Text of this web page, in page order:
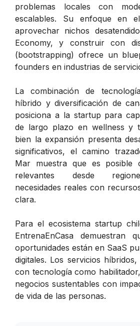
problemas locales con
escalables. Su enfoque en
aprovechar nichos
Economy, y construir con
(bootstrapping) ofrece un
founders en industrias de
La combinación de
híbrido y diversificación de
posiciona a la startup para
de largo plazo en wellness y
bien la expansión presenta
significativos, el camino
Mar muestra que es posible
relevantes desde
necesidades reales con
clara.
Para el ecosistema startup
EntrenaEnCasa demuestran
oportunidades están en SaaS
digitales. Los servicios
con tecnología como
negocios sustentables con
de vida de las personas.